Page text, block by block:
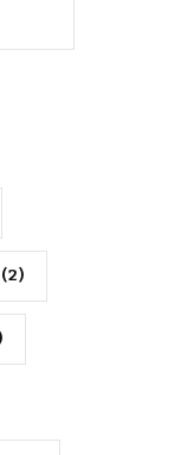
(2)